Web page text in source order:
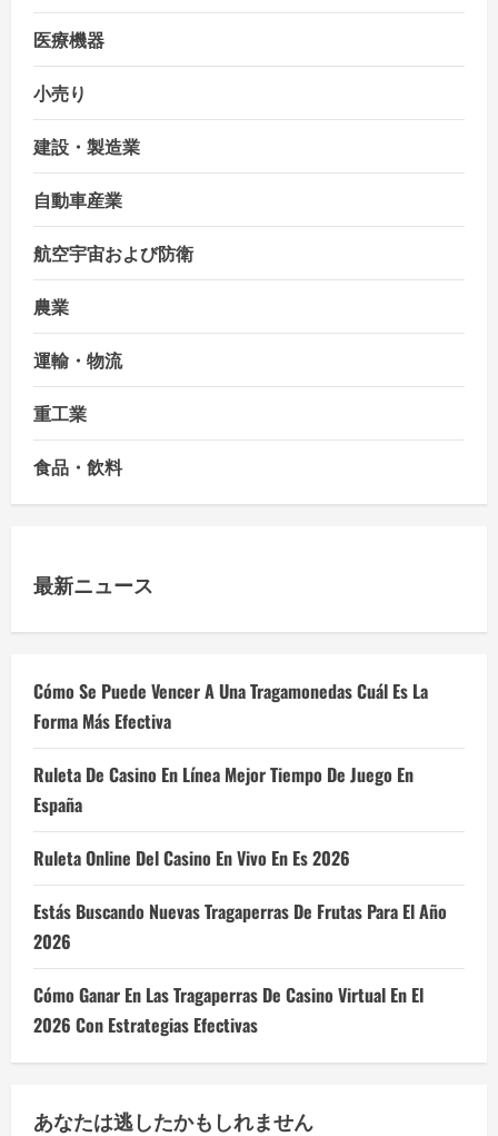
医療機器
小売り
建設・製造業
自動車産業
航空宇宙および防衛
農業
運輸・物流
重工業
食品・飲料
最新ニュース
Cómo Se Puede Vencer A Una Tragamonedas Cuál Es La
Forma Más Efectiva
Ruleta De Casino En Línea Mejor Tiempo De Juego En
España
Ruleta Online Del Casino En Vivo En Es 2026
Estás Buscando Nuevas Tragaperras De Frutas Para El Año
2026
Cómo Ganar En Las Tragaperras De Casino Virtual En El
2026 Con Estrategias Efectivas
あなたは逃したかもしれません